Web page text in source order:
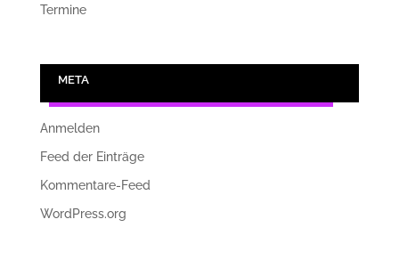
Termine
META
Anmelden
Feed der Einträge
Kommentare-Feed
WordPress.org